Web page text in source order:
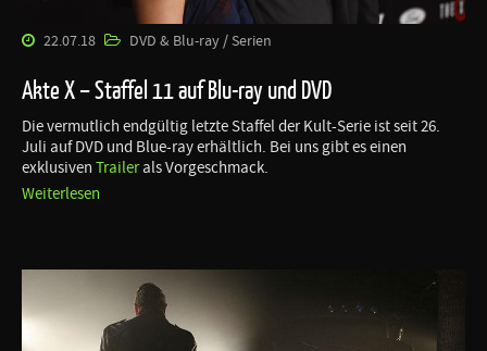
22.07.18 DVD & Blu-ray / Serien
Akte X – Staffel 11 auf Blu-ray und DVD
Die vermutlich endgültig letzte Staffel der Kult-Serie ist seit 26.
Juli auf DVD und Blue-ray erhältlich. Bei uns gibt es einen
exklusiven Trailerals Vorgeschmack.
Weiterlesen